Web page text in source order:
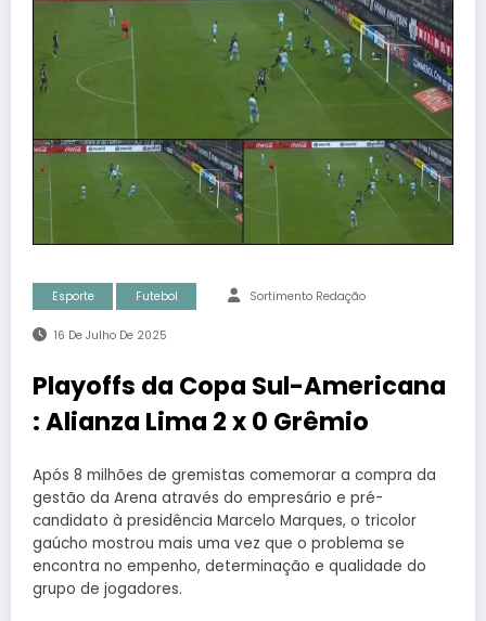
Esporte Futebol Sortimento Redação
16 De Julho De 2025
Playoffs da Copa Sul-Americana
: Alianza Lima 2 x 0 Grêmio
Após 8 milhões de gremistas comemorar a compra da
gestão da Arena através do empresário e pré-
candidato à presidência Marcelo Marques, o tricolor
gaúcho mostrou mais uma vez que o problema se
encontra no empenho, determinação e qualidade do
grupo de jogadores.